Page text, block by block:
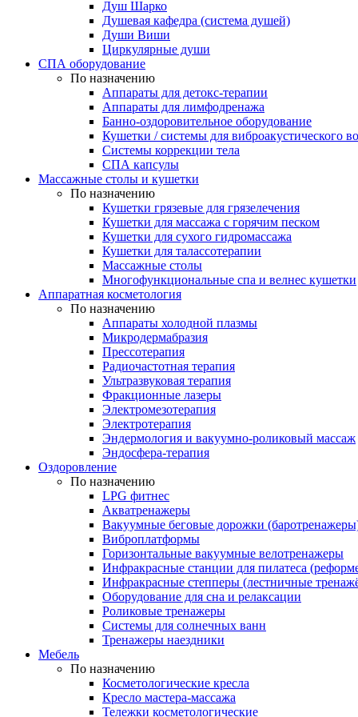
Душ Шарко
Душевая кафедра (система душей)
Души Виши
Циркулярные души
СПА оборудование
По назначению
Аппараты для детокс-терапии
Аппараты для лимфодренажа
Банно-оздоровительное оборудование
Кушетки / системы для виброакустического
Системы коррекции тела
СПА капсулы
Массажные столы и кушетки
По назначению
Кушетки грязевые для грязелечения
Кушетки для массажа с горячим песком
Кушетки для сухого гидромассажа
Кушетки для талассотерапии
Массажные столы
Многофункциональные спа и велнес кушетки
Аппаратная косметология
По назначению
Аппараты холодной плазмы
Микродермабразия
Прессотерапия
Радиочастотная терапия
Ультразвуковая терапия
Фракционные лазеры
Электромезотерапия
Электротерапия
Эндермология и вакуумно-роликовый массаж
Эндосфера-терапия
Оздоровление
По назначению
LPG фитнес
Акватренажеры
Вакуумные беговые дорожки
Виброплатформы
Горизонтальные вакуумные велотренажеры
Инфракрасные станции для пилатеса
Инфракрасные степперы (лестничные
Оборудование для сна и релаксации
Роликовые тренажеры
Системы для солнечных ванн
Тренажеры наездники
Мебель
По назначению
Косметологические кресла
Кресло мастера-массажа
Тележки косметологические